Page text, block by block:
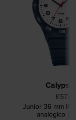
Calypso
Junior 36 mm
analógico